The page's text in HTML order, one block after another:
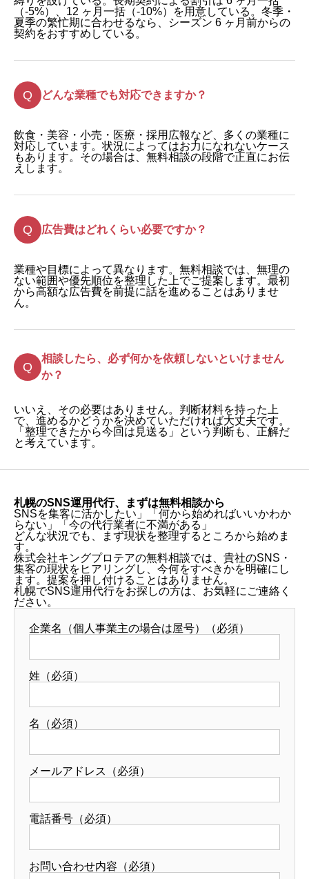
（-5%）、12 ヶ月一括（-10%）を用意している。冬季・
夏季の繁忙期に合わせるなら、シーズン 6 ヶ月前からの
契約をおすすめしている。
どんな業種でも対応できますか？
飲食・美容・小売・医療・採用広報など、多くの業種に
対応しています。状況によってはお力になれないケース
もあります。その場合は、無料相談の段階で正直にお伝
えします。
広告費はどれくらい必要ですか？
業種や目標によって異なります。無料相談では、無理の
ない範囲や優先順位を整理した上でご提案します。最初
から高額な広告費を前提に話を進めることはありませ
ん。
相談したら、必ず何かを依頼しないといけません
か？
いいえ、その必要はありません。判断材料を持った上
で、進めるかどうかを決めていただければ大丈夫です。
「整理できたから今回は見送る」という判断も、正解だ
と考えています。
札幌のSNS運用代行、まずは無料相談から
SNSを集客に活かしたい」「何から始めればいいかわか
らない」「今の代行業者に不満がある」
どんな状況でも、まず現状を整理するところから始めま
す。
株式会社キングプロテアの無料相談では、貴社のSNS・
集客の現状をヒアリングし、今何をすべきかを明確にし
ます。提案を押し付けることはありません。
札幌でSNS運用代行をお探しの方は、お気軽にご連絡く
ださい。
企業名（個人事業主の場合は屋号）（必須）
姓（必須）
名（必須）
メールアドレス（必須）
電話番号（必須）
お問い合わせ内容（必須）